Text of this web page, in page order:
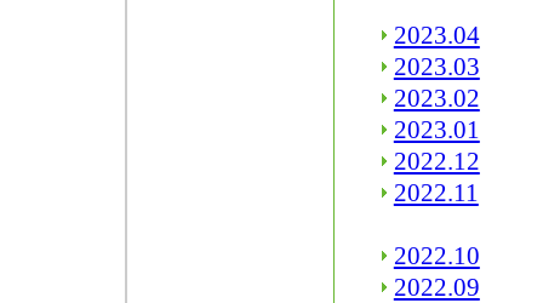
2023.04
2023.03
2023.02
2023.01
2022.12
2022.11
2022.10
2022.09